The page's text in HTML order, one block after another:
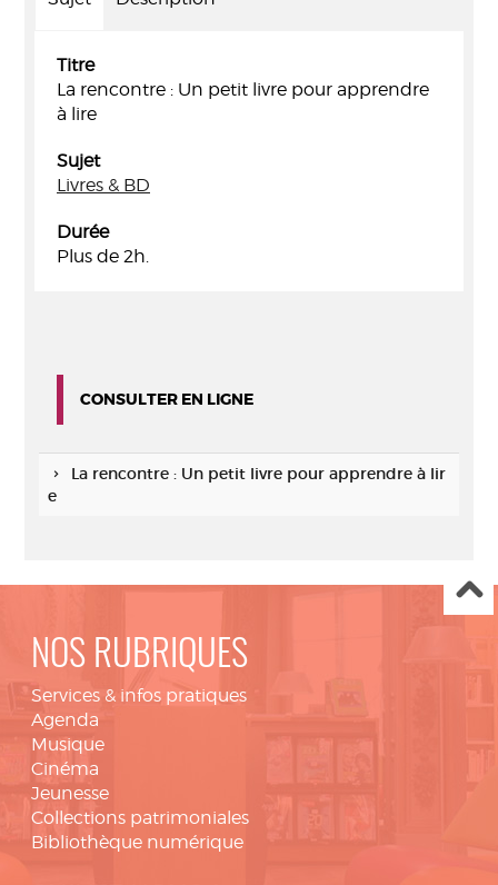
Titre
La rencontre : Un petit livre pour apprendre
à lire
Sujet
Livres & BD
Durée
Plus de 2h.
CONSULTER EN LIGNE
La rencontre : Un petit livre pour apprendre à lir
e
NOS RUBRIQUES
Services & infos pratiques
Agenda
Musique
Cinéma
Jeunesse
Collections patrimoniales
Bibliothèque numérique